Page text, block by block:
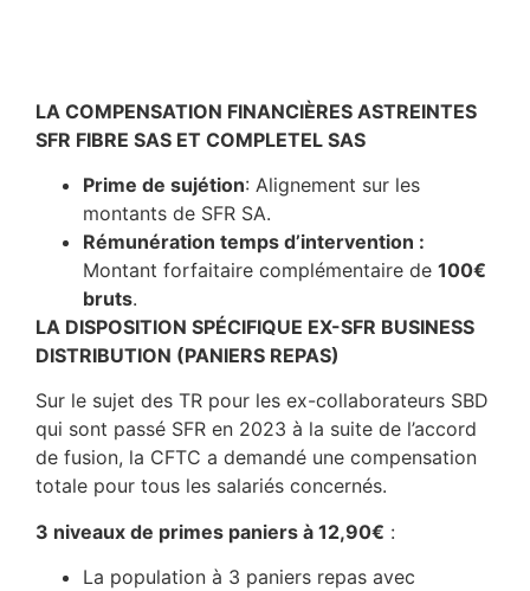
LA COMPENSATION FINANCIÈRES ASTREINTES
SFR FIBRE SAS ET COMPLETEL SAS
Prime de sujétion: Alignement sur les
montants de SFR SA.
Rémunération temps d’intervention :
Montant forfaitaire complémentaire de 100€
bruts.
LA DISPOSITION SPÉCIFIQUE EX-SFR BUSINESS
DISTRIBUTION (PANIERS REPAS)
Sur le sujet des TR pour les ex-collaborateurs SBD
qui sont passé SFR en 2023 à la suite de l’accord
de fusion, la CFTC a demandé une compensation
totale pour tous les salariés concernés.
3 niveaux de primes paniers à 12,90€ :
La population à 3 paniers repas avec